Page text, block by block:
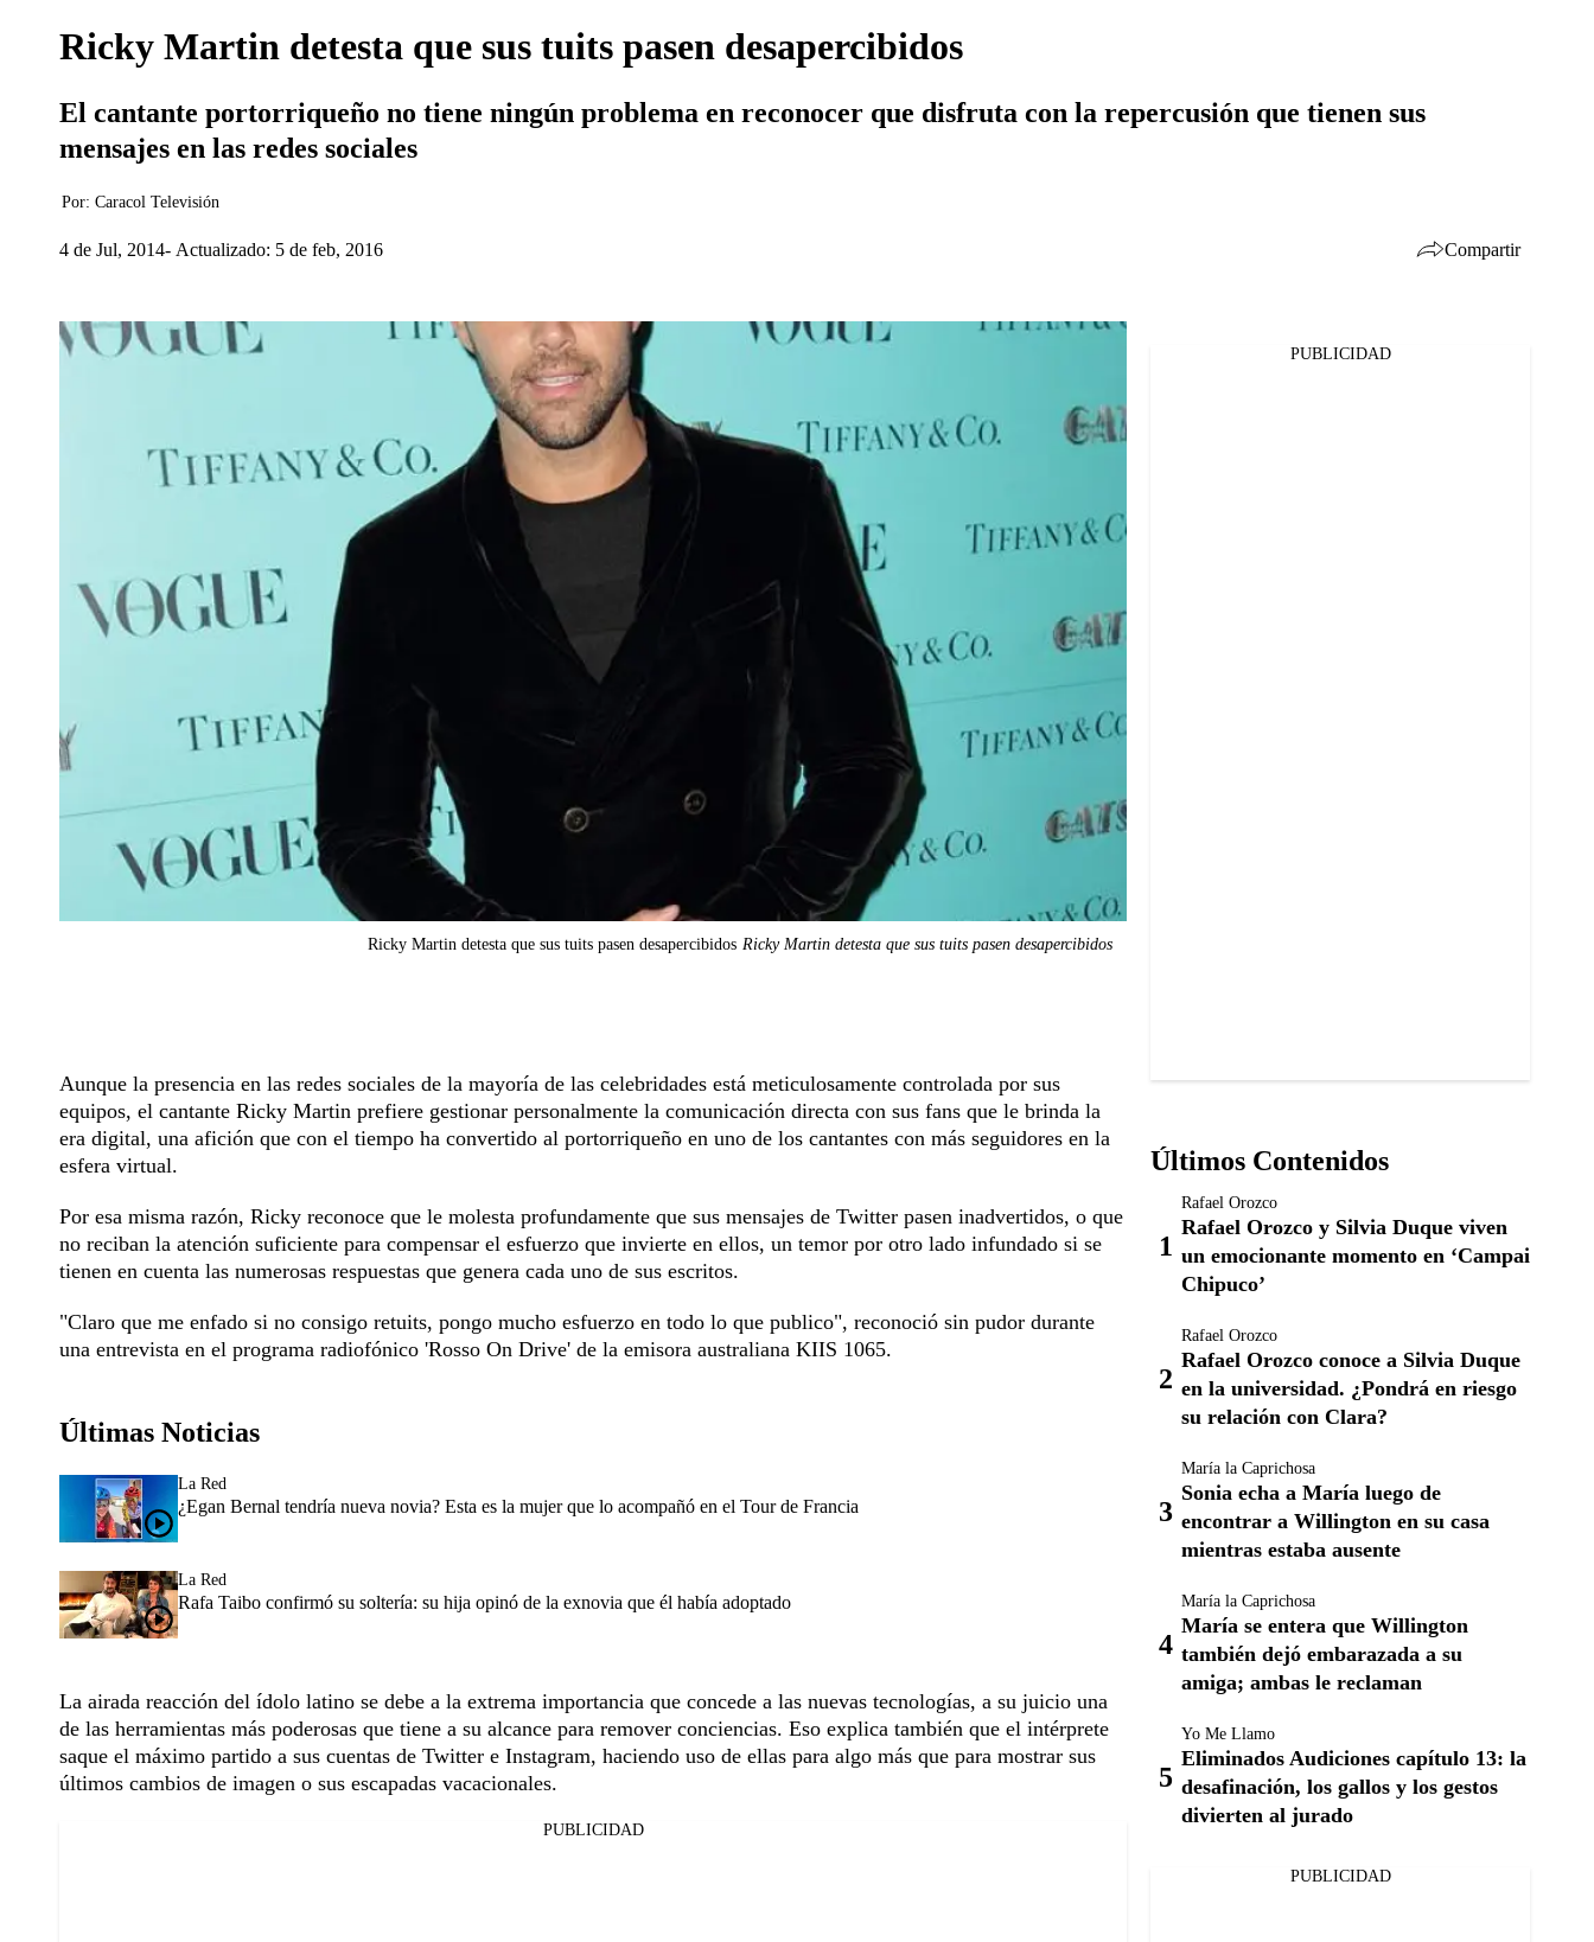
Ricky Martin detesta que sus tuits pasen desapercibidos
El cantante portorriqueño no tiene ningún problema en reconocer que disfruta con la repercusión que tienen sus
mensajes en las redes sociales
Por: Caracol Televisión
4 de Jul, 2014 Actualizado: 5 de feb, 2016 Compartir
Whatsapp
Ricky Martin detesta que sus tuits pasen desapercibidos Ricky Martin detesta que sus tuits pasen desapercibidos
Aunque la presencia en las redes sociales de la mayoría de las celebridades está meticulosamente controlada por sus
equipos, el cantante Ricky Martin prefiere gestionar personalmente la comunicación directa con sus fans que le brinda la
era digital, una afición que con el tiempo ha convertido al portorriqueño en uno de los cantantes con más seguidores en la
esfera virtual.
Por esa misma razón, Ricky reconoce que le molesta profundamente que sus mensajes de Twitter pasen inadvertidos, o que
no reciban la atención suficiente para compensar el esfuerzo que invierte en ellos, un temor por otro lado infundado si se
tienen en cuenta las numerosas respuestas que genera cada uno de sus escritos.
"Claro que me enfado si no consigo retuits, pongo mucho esfuerzo en todo lo que publico", reconoció sin pudor durante
una entrevista en el programa radiofónico 'Rosso On Drive' de la emisora australiana KIIS 1065.
Últimas Noticias
La Red
¿Egan Bernal tendría nueva novia? Esta es la mujer que lo acompañó en el Tour de Francia
La Red
Rafa Taibo confirmó su soltería: su hija opinó de la exnovia que él había adoptado
La airada reacción del ídolo latino se debe a la extrema importancia que concede a las nuevas tecnologías, a su juicio una
de las herramientas más poderosas que tiene a su alcance para remover conciencias. Eso explica también que el intérprete
saque el máximo partido a sus cuentas de Twitter e Instagram, haciendo uso de ellas para algo más que para mostrar sus
últimos cambios de imagen o sus escapadas vacacionales.
PUBLICIDAD
PUBLICIDAD
Últimos Contenidos
Rafael Orozco
Rafael Orozco y Silvia Duque viven
un emocionante momento en ‘Campai
Chipuco’
Rafael Orozco
Rafael Orozco conoce a Silvia Duque
en la universidad. ¿Pondrá en riesgo
su relación con Clara?
María la Caprichosa
Sonia echa a María luego de
encontrar a Willington en su casa
mientras estaba ausente
María la Caprichosa
María se entera que Willington
también dejó embarazada a su
amiga; ambas le reclaman
Yo Me Llamo
Eliminados Audiciones capítulo 13: la
desafinación, los gallos y los gestos
divierten al jurado
PUBLICIDAD